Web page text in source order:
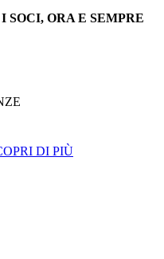
SOCI, ORA E SEMPRE
DI PIÙ